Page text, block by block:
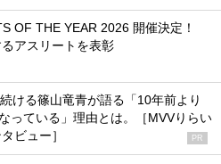
OF THE YEAR 2026 開催決定！
アスリートを表彰
ける篠山竜青が語る「10年前より
っている」理由とは。［MVVりらい
ビュー］
PR